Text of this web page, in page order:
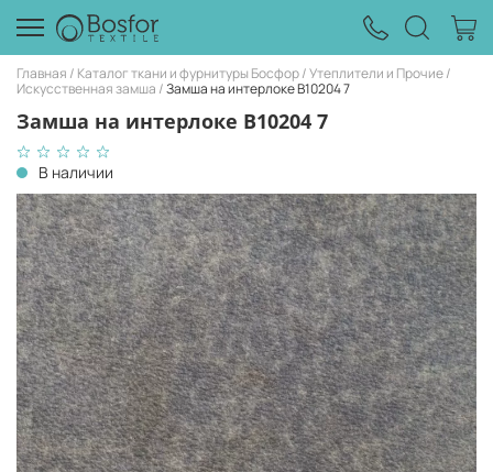
Главная Каталог ткани и фурнитуры Босфор Утеплители и Прочие
Искусственная замша Замша на интерлоке B10204 7
Замша на интерлоке B10204 7
В наличии